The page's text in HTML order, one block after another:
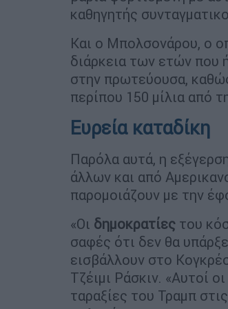
καθηγητής
Και ο Μπολσονάρου, ο
διάρκεια των ετών που
στην πρωτεύουσα,
περίπου 150 μίλια από
Ευρεία καταδίκη
Παρόλα αυτά, η
άλλων και από
παρομοιάζουν με την
«Οι δημοκρατίες του
σαφές ότι δεν θα
εισβάλλουν στο
Τζέιμι Ράσκιν. «Αυτοί
ταραξίες του Τραμπ